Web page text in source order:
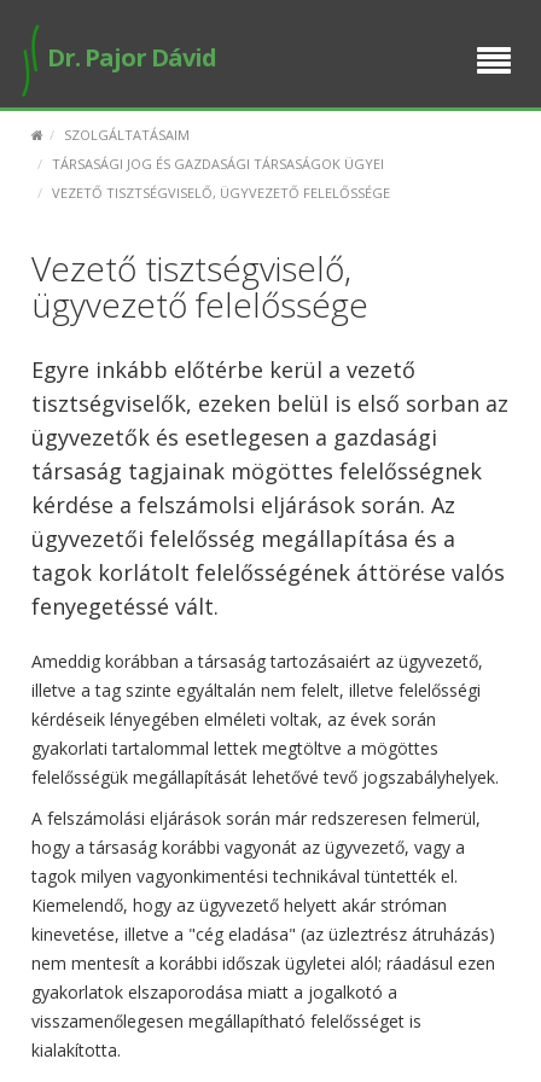
Dr. Pajor Dávid
SZOLGÁLTATÁSAIM
TÁRSASÁGI JOG ÉS GAZDASÁGI TÁRSASÁGOK ÜGYEI
VEZETŐ TISZTSÉGVISELŐ, ÜGYVEZETŐ FELELŐSSÉGE
Vezető tisztségviselő,
ügyvezető felelőssége
Egyre inkább előtérbe kerül a vezető
tisztségviselők, ezeken belül is első sorban az
ügyvezetők és esetlegesen a gazdasági
társaság tagjainak mögöttes felelősségnek
kérdése a felszámolsi eljárások során. Az
ügyvezetői felelősség megállapítása és a
tagok korlátolt felelősségének áttörése valós
fenyegetéssé vált.
Ameddig korábban a társaság tartozásaiért az ügyvezető,
illetve a tag szinte egyáltalán nem felelt, illetve felelősségi
kérdéseik lényegében elméleti voltak, az évek során
gyakorlati tartalommal lettek megtöltve a mögöttes
felelősségük megállapítását lehetővé tevő jogszabályhelyek.
A felszámolási eljárások során már redszeresen felmerül,
hogy a társaság korábbi vagyonát az ügyvezető, vagy a
tagok milyen vagyonkimentési technikával tüntették el.
Kiemelendő, hogy az ügyvezető helyett akár stróman
kinevetése, illetve a "cég eladása" (az üzleztrész átruházás)
nem mentesít a korábbi időszak ügyletei alól; ráadásul ezen
gyakorlatok elszaporodása miatt a jogalkotó a
visszamenőlegesen megállapítható felelősséget is
kialakította.
BEMUTATKOZÁS
SZOLGÁLTATÁSAIM
E-ÜGYINTÉZÉS
PUBLIKÁCIÓK